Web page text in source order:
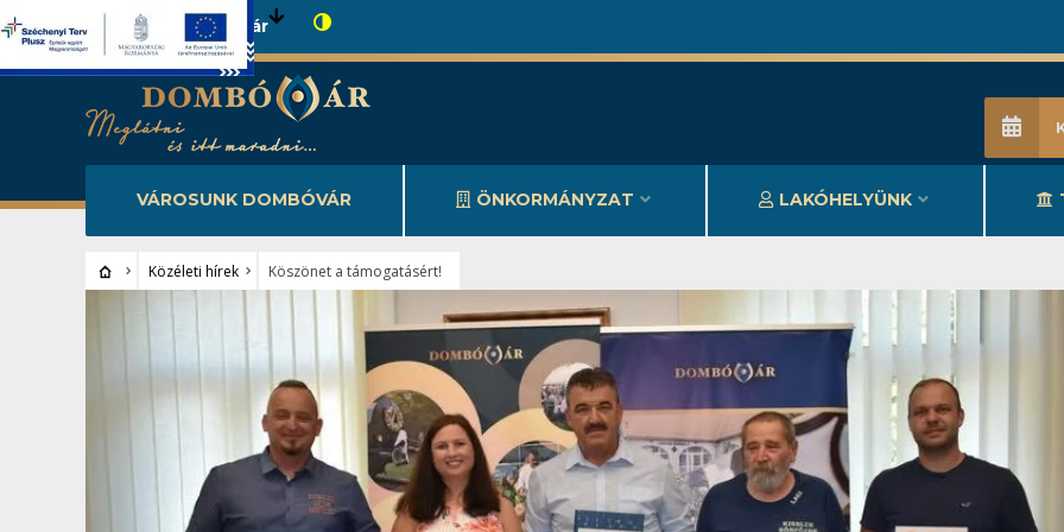
Városunk Dombóvár
VÁROSUNK DOMBÓVÁR ÖNKORMÁNYZAT LAKÓHELYÜNK
Közéleti hírek Köszönet a támogatásért!